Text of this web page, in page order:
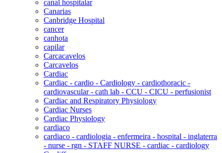
canal hospitalar
Canarias
Canbridge Hospital
cancer
canhota
capilar
Carcacavelos
Carcavelos
Cardiac
Cardiac - cardio - Cardiology - cardiothoracic -
cardiovascular - cath lab - CCU - CICU - perfusionist
Cardiac and Respiratory Physiology
Cardiac Nurses
Cardiac Physiology
cardiaco
cardiaco - cardiologia - enfermeira - hospital - inglaterra
- nurse - rgn - STAFF NURSE - cardiac - cardiology